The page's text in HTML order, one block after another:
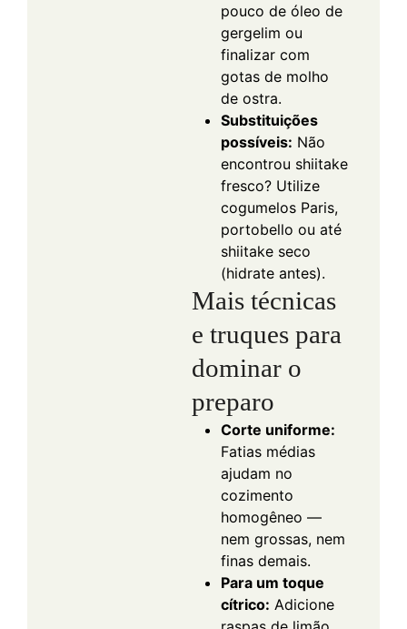
pouco de óleo de
gergelim ou
finalizar com
gotas de molho
de ostra.
Substituições
possíveis: Não
encontrou shiitake
fresco? Utilize
cogumelos Paris,
portobello ou até
shiitake seco
(hidrate antes).
Mais técnicas
e truques para
dominar o
preparo
Corte uniforme:
Fatias médias
ajudam no
cozimento
homogêneo —
nem grossas, nem
finas demais.
Para um toque
cítrico: Adicione